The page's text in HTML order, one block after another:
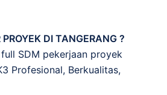
DI TANGERANG ?
SDM pekerjaan proyek
Profesional, Berkualitas,